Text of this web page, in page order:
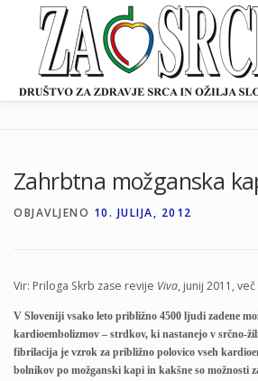
Preskoči
DEJAVNOSTI ODKLOP-I
Zahrbtna možganska
OBJAVLJENO 10. JULIJA, 2012
Vir: Priloga Skrb zase revije Viva, junij 2011,
V Sloveniji vsako leto približno 4500 ljudi zadene
kardioembolizmov – strdkov, ki nastanejo v srčno-
fibrilacija je vzrok za približno polovico vseh
bolnikov po možganski kapi in kakšne so možnosti